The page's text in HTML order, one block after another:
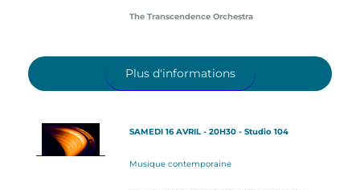
The Transcendence Orchestra
Plus d'informations
SAMEDI 16 AVRIL - 20H30 - Studio 104
Musique contemporaine